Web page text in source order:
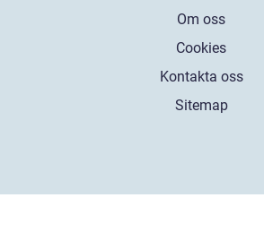
Om oss
Cookies
Kontakta oss
Sitemap